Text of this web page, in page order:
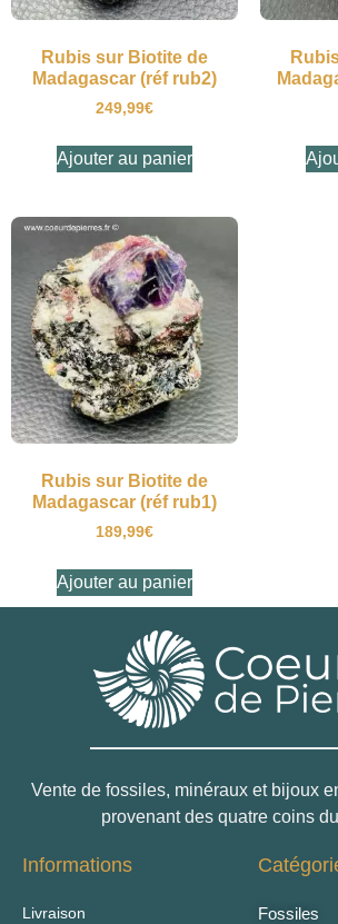
Rubis sur Biotite de
Madagascar (réf rub2)
249,99€
Ajouter au panier
Rubis sur Biotite de
Madagascar (réf rub1)
189,99€
Ajouter au panier
Vente de fossiles, minéraux et bijoux
provenant des quatre coins
Informations
Livraison
Fossiles